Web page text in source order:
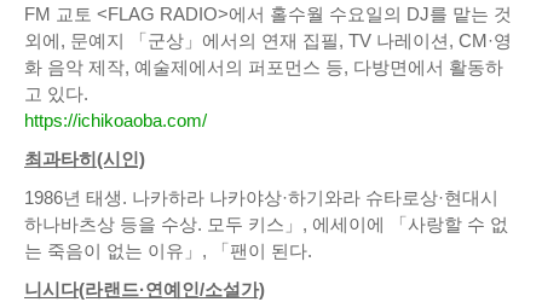
FM 교토 <FLAG RADIO>에서 홀수월 수요일의 DJ를 맡는 것
외에, 문예지 「군상」에서의 연재 집필, TV 나레이션, CM·영
화 음악 제작, 예술제에서의 퍼포먼스 등, 다방면에서 활동하
고 있다.
https://ichikoaoba.com/
최과타히(시인)
1986년 태생. 나카하라 나카야상·하기와라 슈타로상·현대시
하나바츠상 등을 수상. 모두 키스」, 에세이에 「사랑할 수 없
는 죽음이 없는 이유」, 「팬이 된다.
니시다(라랜드·연예인/소설가)